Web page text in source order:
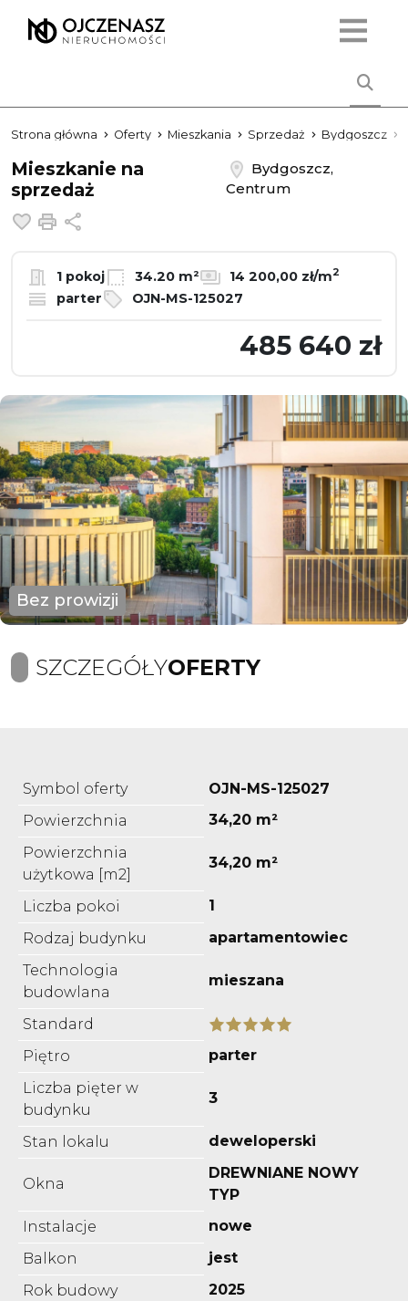
Strona główna Oferty Mieszkania Sprzedaż Bydgoszcz
Mieszkanie na
sprzedaż
Bydgoszcz,
Centrum
Dodaj do ulubionych
Drukuj
1 pokoj 34.20 m² 14 200,00 zł/m2
parter OJN-MS-125027
485 640 zł
Bez prowizji
SZCZEGÓŁYOFERTY
Symbol oferty
OJN-MS-125027
Powierzchnia
34,20 m²
Powierzchnia
użytkowa [m2]
34,20 m²
Liczba pokoi
1
Rodzaj budynku
apartamentowiec
Technologia
budowlana
mieszana
Standard
Piętro
parter
Liczba pięter w
budynku
3
Stan lokalu deweloperski
Okna
DREWNIANE NOWY
TYP
Instalacje
nowe
Balkon
jest
Rok budowy
2025